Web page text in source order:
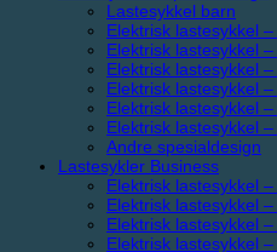
Lastesykkel barn
Elektrisk lastesykkel –
Elektrisk lastesykkel
Elektrisk lastesykkel
Elektrisk lastesykkel
Elektrisk lastesykkel
Elektrisk lastesykkel
Andre spesialdesign
Lastesykler Business
Elektrisk lastesykkel
Elektrisk lastesykkel
Elektrisk lastesykkel
Elektrisk lastesykkel